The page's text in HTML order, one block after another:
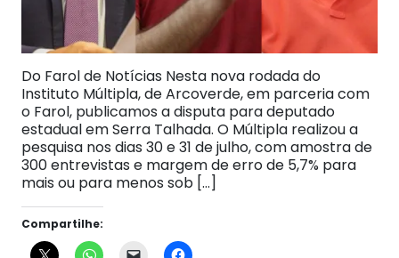
Do Farol de Notícias Nesta nova rodada do
Instituto Múltipla, de Arcoverde, em parceria com
o Farol, publicamos a disputa para deputado
estadual em Serra Talhada. O Múltipla realizou a
pesquisa nos dias 30 e 31 de julho, com amostra de
300 entrevistas e margem de erro de 5,7% para
mais ou para menos sob […]
Compartilhe: